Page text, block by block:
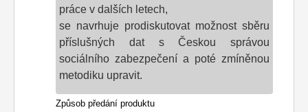
práce v dalších letech,
se navrhuje prodiskutovat možnost sběru
příslušných dat s Českou správou
sociálního zabezpečení a poté zmíněnou
metodiku upravit.
Způsob předání produktu